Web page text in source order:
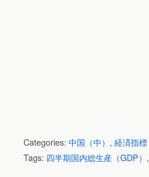
Categories: 中国（中） , 経済指標
Tags: 四半期国内総生産（GDP） ,